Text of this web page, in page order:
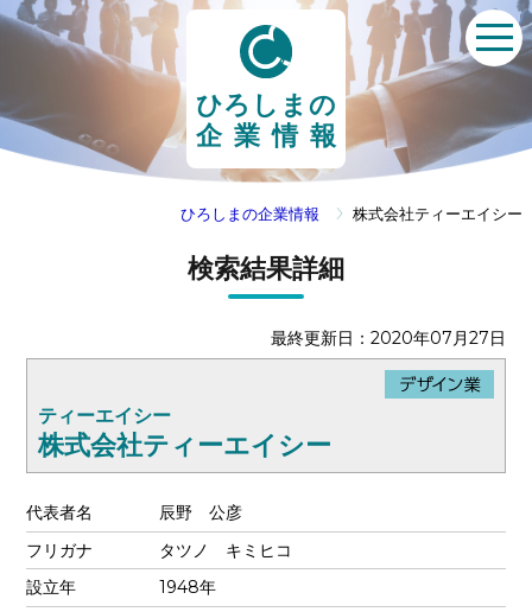
ひろしまの
企業情報
ひろしまの企業情報 株式会社ティーエイシー
検索結果詳細
最終更新日：2020年07月27日
ティーエイシー
株式会社ティーエイシー
代表者名
辰野 公彦
フリガナ
タツノ キミヒコ
設立年
1948年